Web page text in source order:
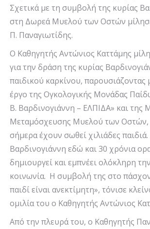
Σχετικά με τη συμβολή της κυρίας
στη Δωρεά Μυελού των Οστών
Π. Παναγιωτίδης.
Ο Καθηγητής Αντώνιος Καττάμης
για την δράση της κυρίας
παιδικού καρκίνου, παρουσιάζοντας
έργο της Ογκολογικής Μονάδας
Β. Βαρδινογιάννη – ΕΛΠΙΔΑ» και της
Μεταμόσχευσης Μυελού των Οστών,
σήμερα έχουν σωθεί χιλιάδες
Βαρδινογιάννη εδώ και 30 χρόνια
δημιουργεί και εμπνέει ολόκληρη
κοινωνία. Η συμβολή της στο
παιδί είναι ανεκτίμητη», τόνισε
ομιλία του ο Καθηγητής Αντώνιος
Από την πλευρά του, ο Καθηγητής